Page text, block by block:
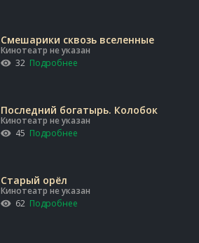
Смешарики сквозь вселенные
Кинотеатр не указан
32 Подробнее
Последний богатырь. Колобок
Кинотеатр не указан
45 Подробнее
Старый орёл
Кинотеатр не указан
62 Подробнее